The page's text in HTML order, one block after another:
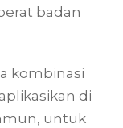
badan
kombinasi
di
untuk